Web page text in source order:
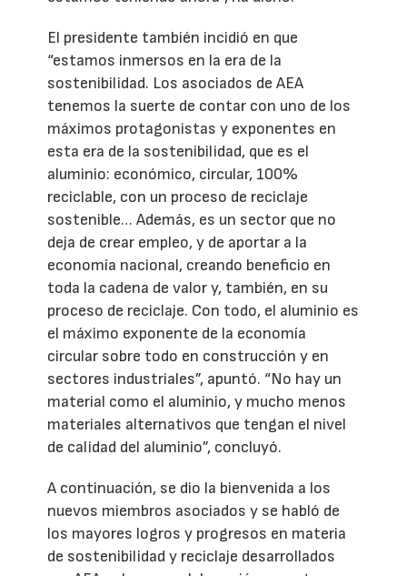
El presidente también incidió en que
“estamos inmersos en la era de la
sostenibilidad. Los asociados de AEA
tenemos la suerte de contar con uno de los
máximos protagonistas y exponentes en
esta era de la sostenibilidad, que es el
aluminio: económico, circular, 100%
reciclable, con un proceso de reciclaje
sostenible… Además, es un sector que no
deja de crear empleo, y de aportar a la
economía nacional, creando beneficio en
toda la cadena de valor y, también, en su
proceso de reciclaje. Con todo, el aluminio es
el máximo exponente de la economía
circular sobre todo en construcción y en
sectores industriales”, apuntó. “No hay un
material como el aluminio, y mucho menos
materiales alternativos que tengan el nivel
de calidad del aluminio”, concluyó.
A continuación, se dio la bienvenida a los
nuevos miembros asociados y se habló de
los mayores logros y progresos en materia
de sostenibilidad y reciclaje desarrollados